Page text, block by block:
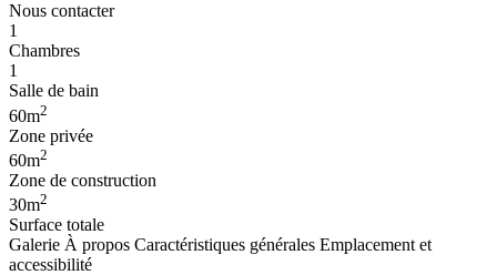
Nous contacter
1
Chambres
1
Salle de bain
60m2
Zone privée
60m2
Zone de construction
30m2
Surface totale
Galerie À propos Caractéristiques générales Emplacement et
accessibilité